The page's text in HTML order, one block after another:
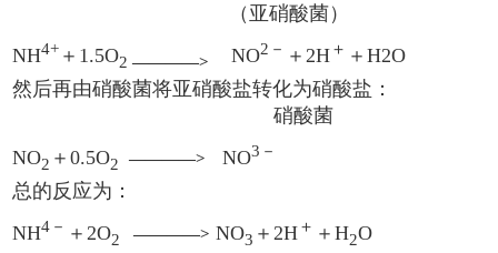
（亚硝酸菌）
NH4+ ＋1.5O2————> NO2－ ＋2H＋ ＋H2O
然后再由硝酸菌将亚硝酸盐转化为硝酸盐：
硝酸菌
NO2 ＋0.5O2 ————> NO3－
总的反应为：
NH4－ ＋2O2————> NO3 ＋2H＋ ＋H2O